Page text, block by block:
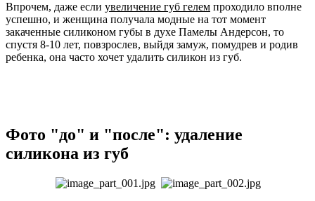
Впрочем, даже если увеличение губ гелем проходило вполне
успешно, и женщина получала модные на тот момент
закаченные силиконом губы в духе Памелы Андерсон, то
спустя 8-10 лет, повзрослев, выйдя замуж, помудрев и родив
ребенка, она часто хочет удалить силикон из губ.
Фото "до" и "после": удаление
силикона из губ